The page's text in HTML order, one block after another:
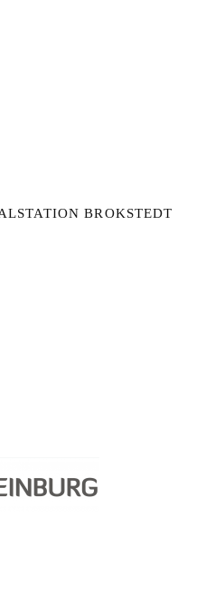
BROKSTEDT